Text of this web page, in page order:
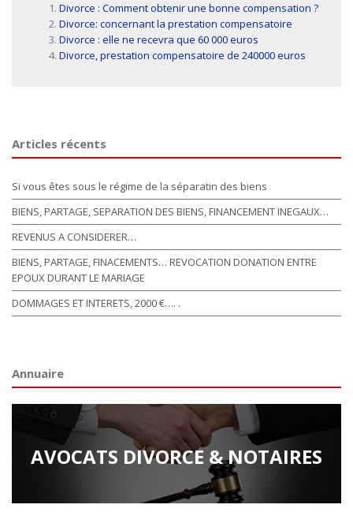
Divorce : Comment obtenir une bonne compensation ?
Divorce: concernant la prestation compensatoire
Divorce : elle ne recevra que 60 000 euros
Divorce, prestation compensatoire de 240000 euros
Articles récents
Si vous êtes sous le régime de la séparatin des biens
BIENS, PARTAGE, SEPARATION DES BIENS, FINANCEMENT INEGAUX…
REVENUS A CONSIDERER…
BIENS, PARTAGE, FINACEMENTS… REVOCATION DONATION ENTRE
EPOUX DURANT LE MARIAGE
DOMMAGES ET INTERETS, 2000 €…. .
Annuaire
AVOCATS DIVORCE & NOTAIRES